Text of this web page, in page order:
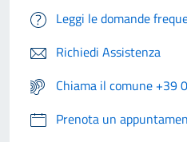
Leggi le domande
Richiedi Assistenza
Chiama il comune +39
Prenota un